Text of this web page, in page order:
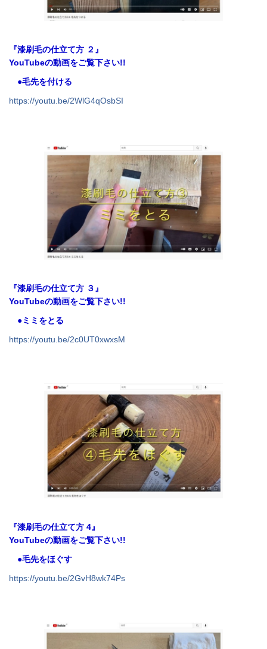
『漆刷毛の仕立て方 ２』
YouTubeの動画をご覧下さい!!
●毛先を付ける
https://youtu.be/2WlG4qOsbSI
『漆刷毛の仕立て方 ３』
YouTubeの動画をご覧下さい!!
●ミミをとる
https://youtu.be/2c0UT0xwxsM
『漆刷毛の仕立て方 4』
YouTubeの動画をご覧下さい!!
●毛先をほぐす
https://youtu.be/2GvH8wk74Ps